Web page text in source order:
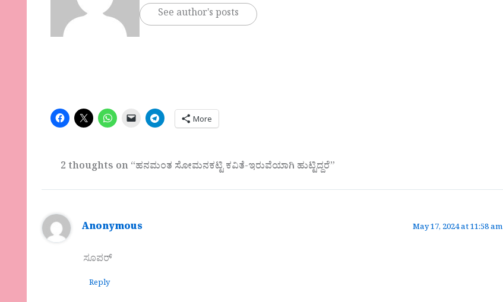
See author's posts
More
2 thoughts on “ಹನಮಂತ ಸೋಮನಕಟ್ಟಿ ಕವಿತೆ-ಇರುವೆಯಾಗಿ ಹುಟ್ಟಿದ್ದರೆ”
Anonymous May 17, 2024 at 11:58 am
ಸೂಪರ್
Reply